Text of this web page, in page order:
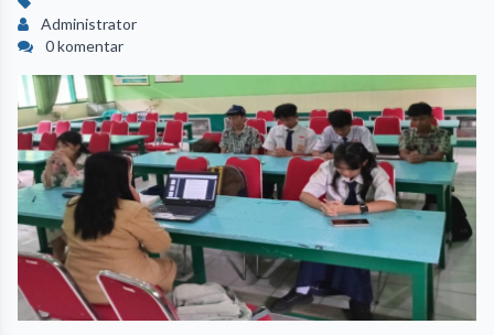
Administrator
0 komentar